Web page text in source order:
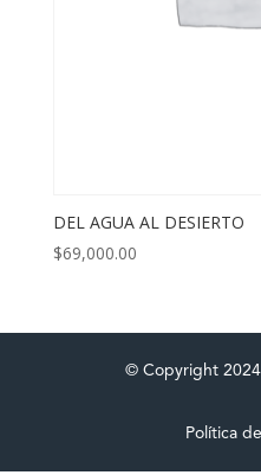
DEL AGUA AL DESIERTO
$69,000.00
© Copyright
Política